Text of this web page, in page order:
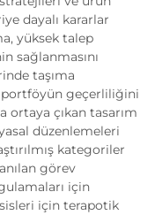
dayalı kararlar
yüksek talep
sağlanmasını
taşıma
portföyün geçerliliğini
ortaya çıkan tasarım
düzenlemeleri
kategoriler
görev
için
için terapotik